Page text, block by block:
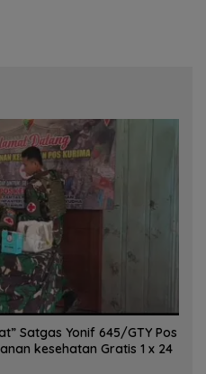
Satgas Yonif 645/GTY Pos
kesehatan Gratis 1 x 24